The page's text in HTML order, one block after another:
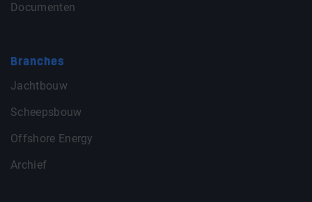
Documenten
Branches
Jachtbouw
Scheepsbouw
Offshore Energy
Archief